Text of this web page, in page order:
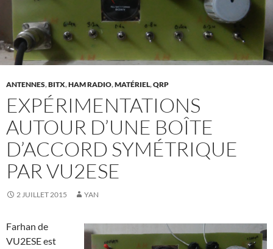
ANTENNES,BITX,HAM RADIO,MATÉRIEL,QRP
EXPÉRIMENTATIONS
AUTOUR D’UNE BOÎTE
D’ACCORD SYMÉTRIQUE
PAR VU2ESE
2 JUILLET 2015 YAN
Farhan de
VU2ESE est